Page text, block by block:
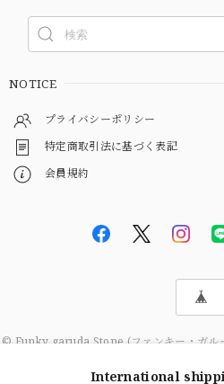
NOTICE
プライバシーポリシー
特定商取引法に基づく表記
会員規約
© Funky garuda Stone (ファンキー・ガル
International